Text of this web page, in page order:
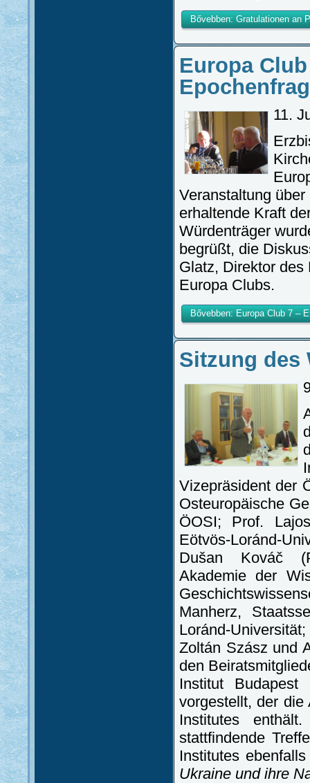
Bővebben: Gratulationen an
Europa
11.
Veranstaltung
erhaltende Kraft
Würdenträger
begrüßt, die
Glatz, Direktor
Europa Clubs.
Bővebben: Europa Club 7 –
Sitzung des
Vizepräsident der
Osteuropäische
ÖOSI; Prof.
Eötvös-Loránd-
Dušan Kováč
Akademie der
Manherz,
Loránd-
Zoltán Szász und
den
Institut Budapest
vorgestellt, der
Institutes
stattfindende
Institutes
Ukraine und ihre